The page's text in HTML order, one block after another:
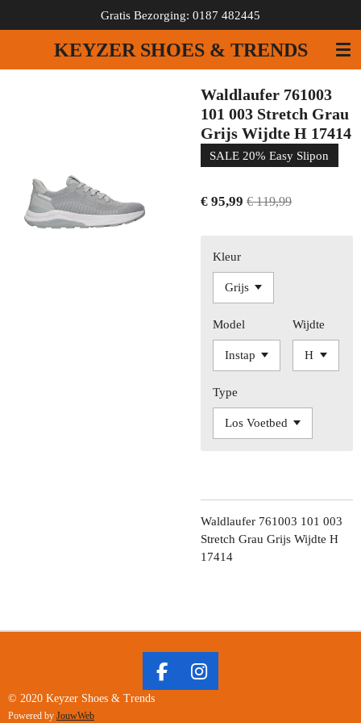
direct
de
KEYZER SHOES & TRENDS
Gratis Bezorging: 0187 482445
Waldlaufer 761003
101 003 Stretch Grau
Grijs Wijdte H 17414
SALE 20% Easy Slipon
€ 95,99 € 119,99
Kleur
Model Wijdte
Type
Waldlaufer 761003 101 003
Stretch Grau Grijs Wijdte H
17414
F
I
© 2020 Keyzer Shoes & Trends
Powered by JouwWeb